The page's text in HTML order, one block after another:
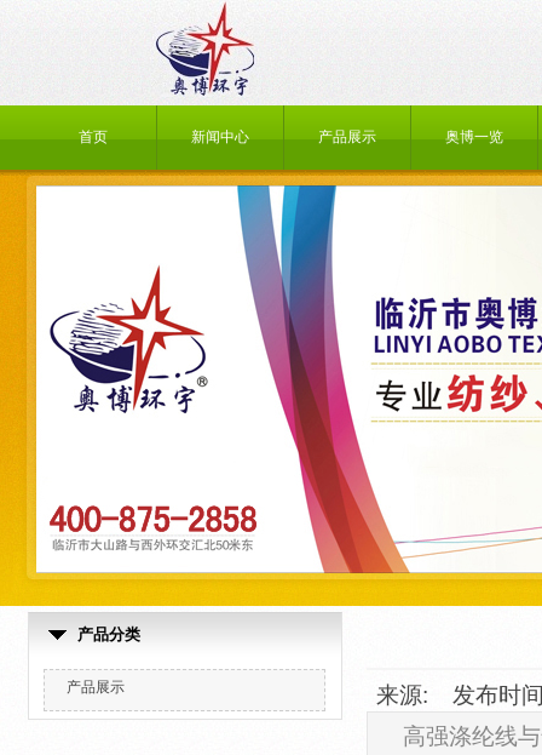
首页 新闻中心 产品展示 奥博一览
产品分类
产品展示
来源: 发布时
高强涤纶线